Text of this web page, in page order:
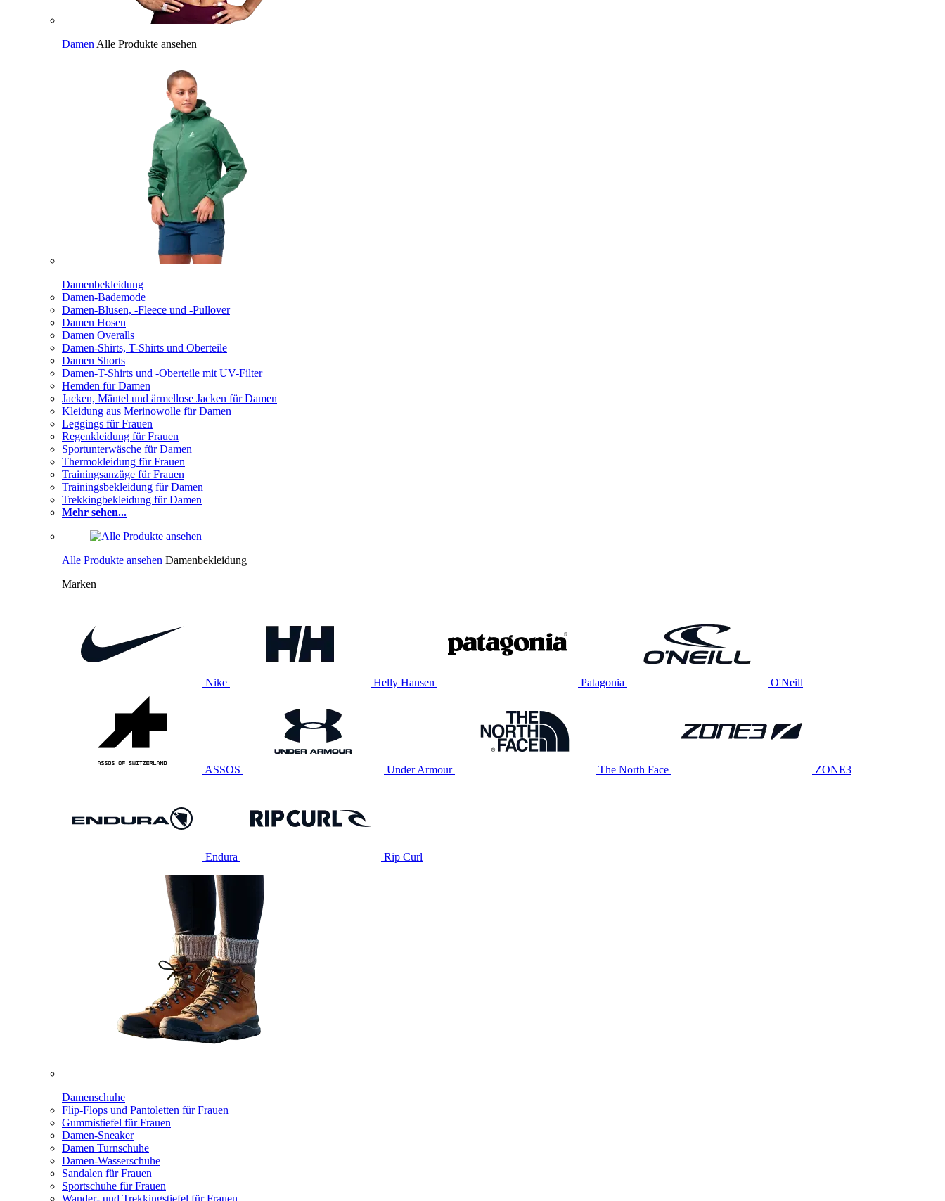
Damen Alle Produkte ansehen
Damenbekleidung
Damen-Bademode
Damen-Blusen, -Fleece und -Pullover
Damen Hosen
Damen Overalls
Damen-Shirts, T-Shirts und Oberteile
Damen Shorts
Damen-T-Shirts und -Oberteile mit UV-Filter
Hemden für Damen
Jacken, Mäntel und ärmellose Jacken für Damen
Kleidung aus Merinowolle für Damen
Leggings für Frauen
Regenkleidung für Frauen
Sportunterwäsche für Damen
Thermokleidung für Frauen
Trainingsanzüge für Frauen
Trainingsbekleidung für Damen
Trekkingbekleidung für Damen
Mehr sehen...
Alle Produkte ansehen Damenbekleidung
Marken
Nike Helly Hansen Patagonia O'Neill
ASSOS Under Armour The North Face ZONE3
Endura Rip Curl
Damenschuhe
Flip-Flops und Pantoletten für Frauen
Gummistiefel für Frauen
Damen-Sneaker
Damen Turnschuhe
Damen-Wasserschuhe
Sandalen für Frauen
Sportschuhe für Frauen
Wander- und Trekkingstiefel für Frauen